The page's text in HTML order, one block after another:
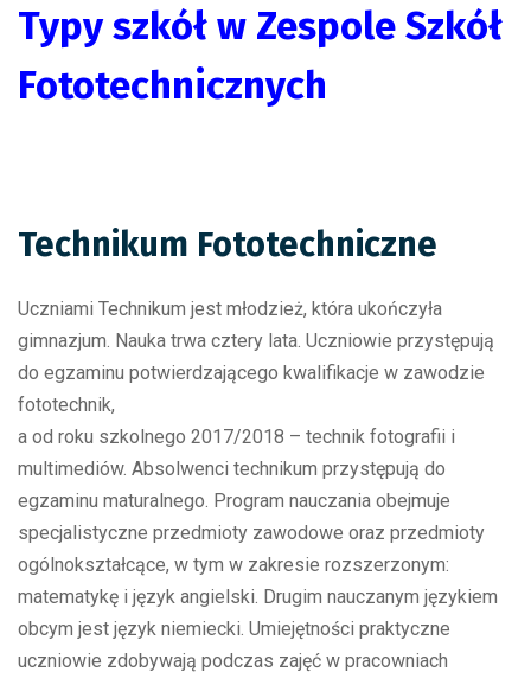
Typy szkół w Zespole Szkół
Fototechnicznych
Technikum Fototechniczne
Uczniami Technikum jest młodzież, która ukończyła
gimnazjum. Nauka trwa cztery lata. Uczniowie przystępują
do egzaminu potwierdzającego kwalifikacje w zawodzie
fototechnik,
a od roku szkolnego 2017/2018 – technik fotografii i
multimediów. Absolwenci technikum przystępują do
egzaminu maturalnego. Program nauczania obejmuje
specjalistyczne przedmioty zawodowe oraz przedmioty
ogólnokształcące, w tym w zakresie rozszerzonym:
matematykę i język angielski. Drugim nauczanym językiem
obcym jest język niemiecki. Umiejętności praktyczne
uczniowie zdobywają podczas zajęć w pracowniach